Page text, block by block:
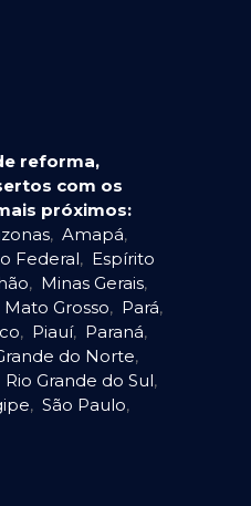
reforma,
com os
próximos:
, Amapá,
Federal, Espírito
, Minas Gerais,
Mato Grosso, Pará,
, Piauí, Paraná,
do Norte,
Rio Grande do Sul,
, São Paulo,